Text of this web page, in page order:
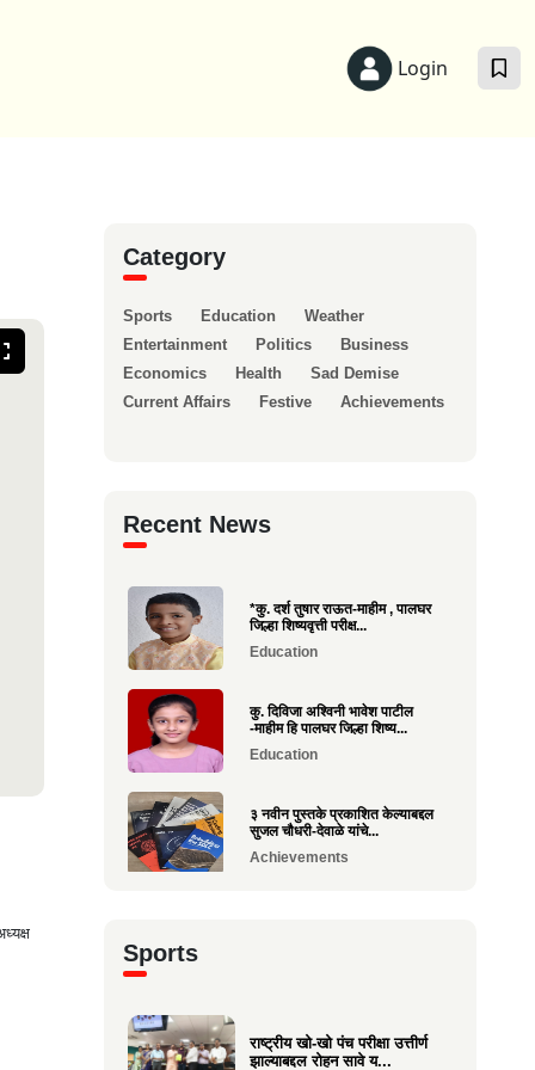
Login
Category
Sports Education
Weather
Entertainment
Politics
Business
Economics
Health
Sad Demise
Current Affairs
Festive Achievements
Recent News
*कु. दर्श तुषार राऊत-माहीम , पालघर
जिल्हा शिष्यवृत्ती परीक्ष...
Education
कु. दिविजा अश्विनी भावेश पाटील
-माहीम हि पालघर जिल्हा शिष्य...
Education
३ नवीन पुस्तके प्रकाशित केल्याबद्दल
सुजल चौधरी-देवाळे यांचे...
Achievements
शासनाचा सर्वोच्च ‘कृषी रत...
Achievements
Sports
राष्ट्रीय खो-खो पंच परीक्षा उत्तीर्ण
झाल्याबद्दल रोहन सावे य...